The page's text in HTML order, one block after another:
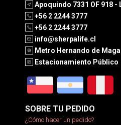
Apoquindo 7331 OF 918 -
+56 2 2244 3777
+56 2 2244 3777
info@sherpalife.cl
Metro Hernando de
Estacionamiento Público
SOBRE TU PEDIDO
¿Cómo hacer un pedido?